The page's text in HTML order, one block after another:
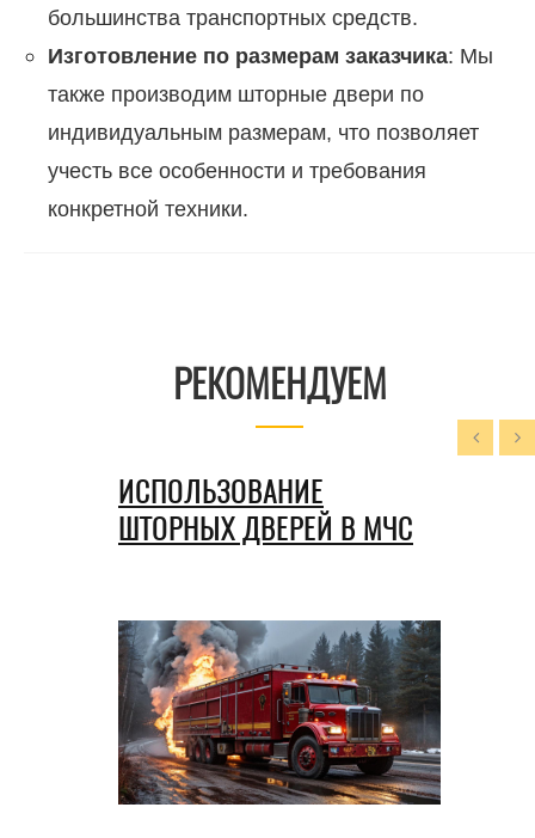
большинства транспортных средств.
Изготовление по размерам заказчика: Мы
также производим шторные двери по
индивидуальным размерам, что позволяет
учесть все особенности и требования
конкретной техники.
РЕКОМЕНДУЕМ
ИСПОЛЬЗОВАНИЕ
ШТОРНЫХ ДВЕРЕЙ В МЧС